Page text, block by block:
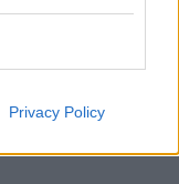
Privacy Policy
wearables
smartphones